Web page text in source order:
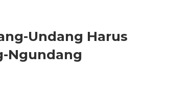
Undang Harus
Ngundang